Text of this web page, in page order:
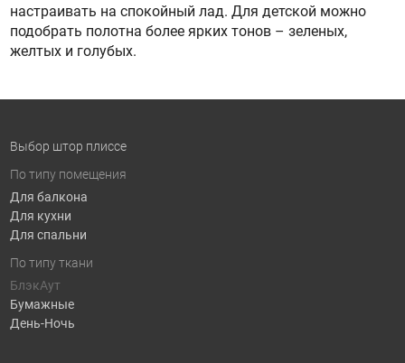
настраивать на спокойный лад. Для детской можно
подобрать полотна более ярких тонов – зеленых,
желтых и голубых.
Выбор штор плиссе
По типу помещения
Для балкона
Для кухни
Для спальни
По типу ткани
БлэкАут
Бумажные
День-Ночь